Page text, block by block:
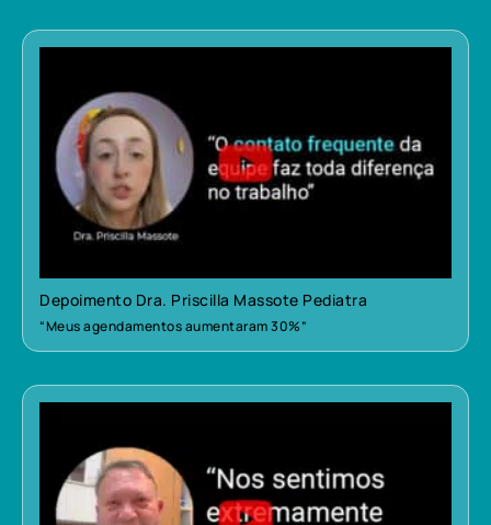
Depoimento Dra. Priscilla Massote Pediatra
“Meus agendamentos aumentaram 30%”